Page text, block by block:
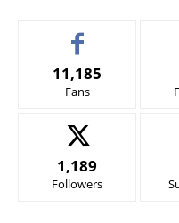
11,185
Fans
1,189
Followers